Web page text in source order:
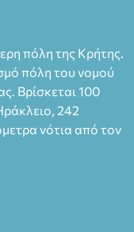
Είσοδος: :
(Πλατεία
39 Ιεράπετρα)
ΚΝΩΣΟΣ
πόλη της Κρήτης.
πόλη του νομού
Βρίσκεται 100
242
νότια από τον